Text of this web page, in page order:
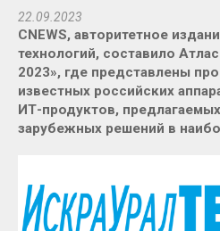
22.09.2023
CNEWS, авторитетное
технологий, составило
2023», где представлены
известных российских
ИТ-продуктов,
зарубежных решений в